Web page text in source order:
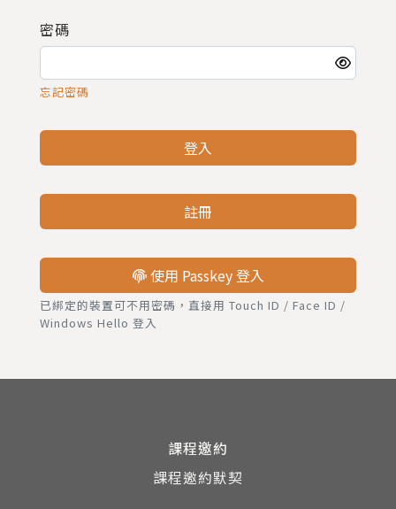
密碼
忘記密碼
登入
註冊
使用 Passkey 登入
已綁定的裝置可不用密碼，直接用 Touch ID / Face ID /
Windows Hello 登入
課程邀約
課程邀約默契